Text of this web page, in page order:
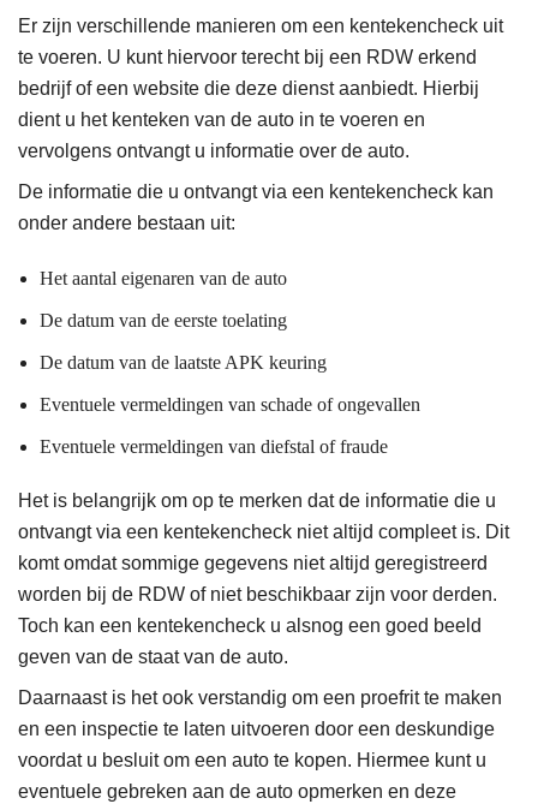
Er zijn verschillende manieren om een kentekencheck uit
te voeren. U kunt hiervoor terecht bij een RDW erkend
bedrijf of een website die deze dienst aanbiedt. Hierbij
dient u het kenteken van de auto in te voeren en
vervolgens ontvangt u informatie over de auto.
De informatie die u ontvangt via een kentekencheck kan
onder andere bestaan uit:
Het aantal eigenaren van de auto
De datum van de eerste toelating
De datum van de laatste APK keuring
Eventuele vermeldingen van schade of ongevallen
Eventuele vermeldingen van diefstal of fraude
Het is belangrijk om op te merken dat de informatie die u
ontvangt via een kentekencheck niet altijd compleet is. Dit
komt omdat sommige gegevens niet altijd geregistreerd
worden bij de RDW of niet beschikbaar zijn voor derden.
Toch kan een kentekencheck u alsnog een goed beeld
geven van de staat van de auto.
Daarnaast is het ook verstandig om een proefrit te maken
en een inspectie te laten uitvoeren door een deskundige
voordat u besluit om een auto te kopen. Hiermee kunt u
eventuele gebreken aan de auto opmerken en deze